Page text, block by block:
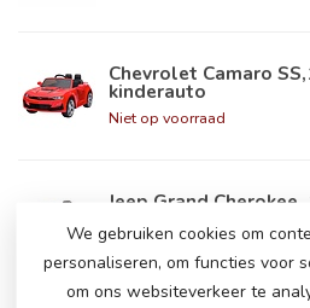
Chevrolet Camaro
kinderauto
Niet op voorraad
Jeep Grand
Op voorraad
We gebruiken cookies om
personaliseren, om functies voor
om ons websiteverkeer te